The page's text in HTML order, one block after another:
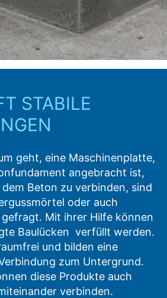
STABILE
geht, eine Maschinenplatte,
angebracht ist,
Beton zu verbinden, sind
oder auch
Mit ihrer Hilfe können
Baulücken verfüllt werden.
und bilden eine
zum Untergrund.
diese Produkte auch
verbinden.